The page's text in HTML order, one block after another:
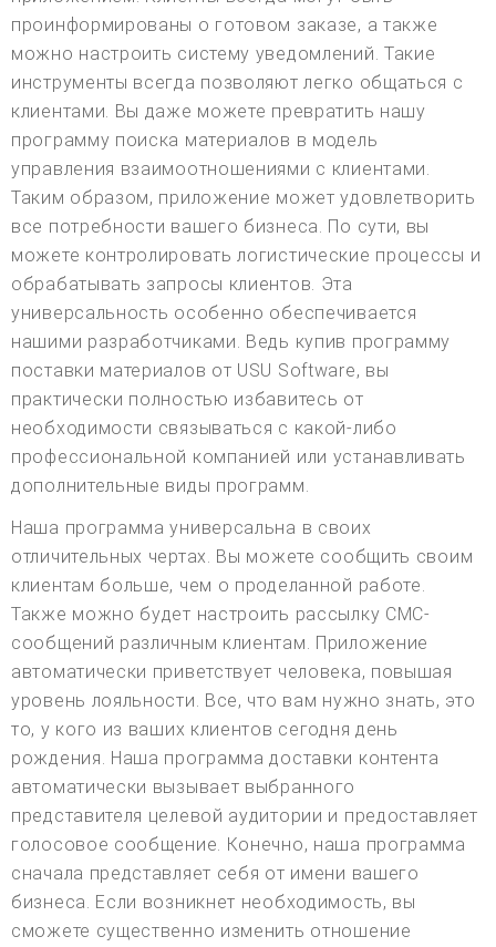
проинформированы о готовом заказе, а также
можно настроить систему уведомлений. Такие
инструменты всегда позволяют легко общаться с
клиентами. Вы даже можете превратить нашу
программу поиска материалов в модель
управления взаимоотношениями с клиентами.
Таким образом, приложение может удовлетворить
все потребности вашего бизнеса. По сути, вы
можете контролировать логистические процессы и
обрабатывать запросы клиентов. Эта
универсальность особенно обеспечивается
нашими разработчиками. Ведь купив программу
поставки материалов от USU Software, вы
практически полностью избавитесь от
необходимости связываться с какой-либо
профессиональной компанией или устанавливать
дополнительные виды программ.
Наша программа универсальна в своих
отличительных чертах. Вы можете сообщить своим
клиентам больше, чем о проделанной работе.
Также можно будет настроить рассылку СМС-
сообщений различным клиентам. Приложение
автоматически приветствует человека, повышая
уровень лояльности. Все, что вам нужно знать, это
то, у кого из ваших клиентов сегодня день
рождения. Наша программа доставки контента
автоматически вызывает выбранного
представителя целевой аудитории и предоставляет
голосовое сообщение. Конечно, наша программа
сначала представляет себя от имени вашего
бизнеса. Если возникнет необходимость, вы
сможете существенно изменить отношение